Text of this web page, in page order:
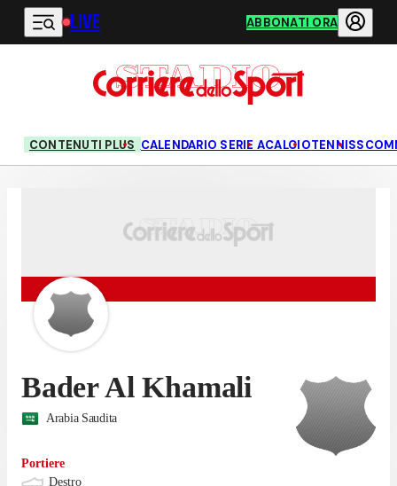
Vai al contenuto principale
LIVE ABBONATI ORA
CONTENUTI PLUS CALENDARIO SERIE ACALCIOTENNIS
Bader Al Khamali
Arabia Saudita
Portiere
Destro